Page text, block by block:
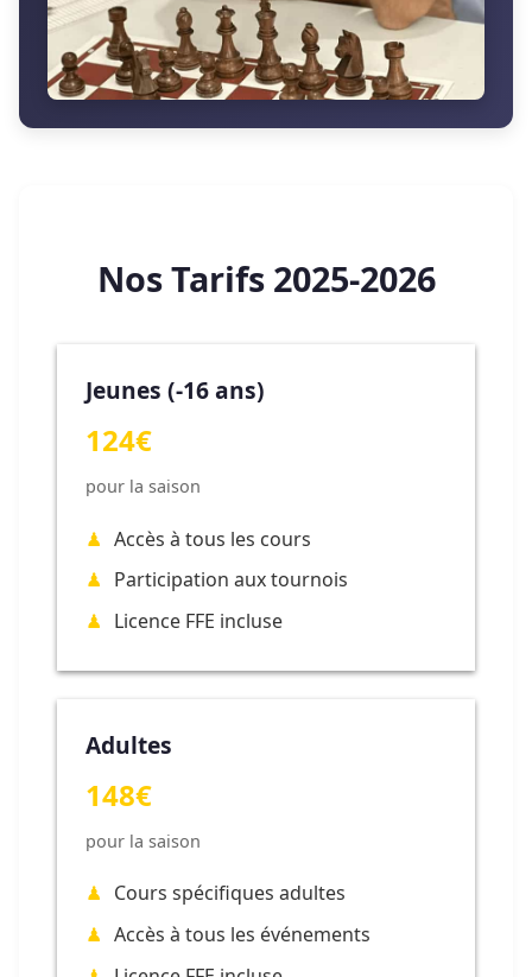
Nos Tarifs 2025-2026
Jeunes (-16 ans)
124€
pour la saison
Accès à tous les cours
Participation aux tournois
Licence FFE incluse
Adultes
148€
pour la saison
Cours spécifiques adultes
Accès à tous les événements